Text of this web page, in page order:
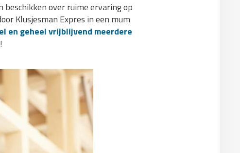
over ruime ervaring op
Klusjesman Expres in een mum
en geheel vrijblijvend meerdere